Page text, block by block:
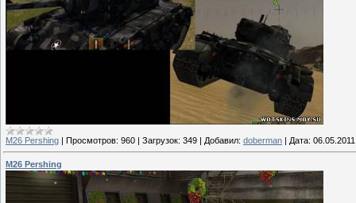
M26 Pershing | Просмотров: 960 | Загрузок: 349 | Добавил: doberman | Дата: 06.05.2011
M26 Pershing